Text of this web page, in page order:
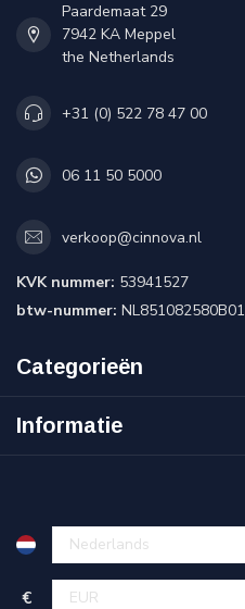
Paardemaat 29
7942 KA Meppel
the Netherlands
+31 (0) 522 78 47 00
06 11 50 5000
verkoop@cinnova.nl
KVK nummer: 53941527
btw-nummer: NL851082580B01
Categorieën
Informatie
€